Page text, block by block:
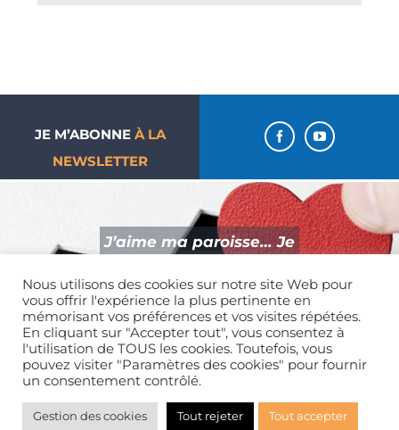
JE M’ABONNE À LA
NEWSLETTER
J’aime ma paroisse… Je
Mentions légales| Tous droits réservés | 01 39 65 01 82
Nous utilisons des cookies sur notre site Web pour
vous offrir l'expérience la plus pertinente en
mémorisant vos préférences et vos visites répétées.
En cliquant sur "Accepter tout", vous consentez à
l'utilisation de TOUS les cookies. Toutefois, vous
pouvez visiter "Paramètres des cookies" pour fournir
un consentement contrôlé.
Gestion des cookies Tout rejeter Tout accepter